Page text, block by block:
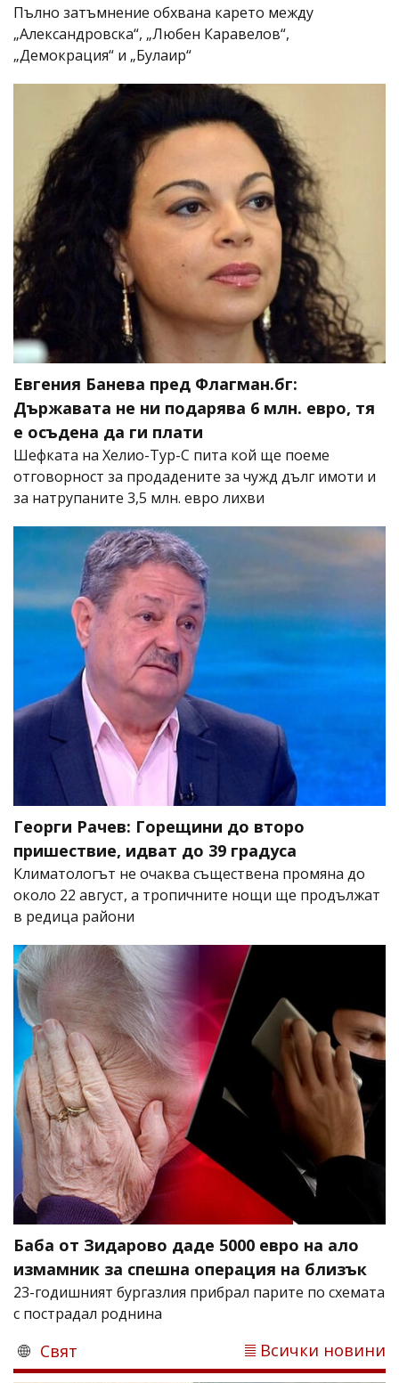
Пълно затъмнение обхвана карето между
„Александровска“, „Любен Каравелов“,
„Демокрация“ и „Булаир“
Евгения Банева пред Флагман.бг:
Държавата не ни подарява 6 млн. евро, тя
е осъдена да ги плати
Шефката на Хелио-Тур-С пита кой ще поеме
отговорност за продадените за чужд дълг имоти и
за натрупаните 3,5 млн. евро лихви
Георги Рачев: Горещини до второ
пришествие, идват до 39 градуса
Климатологът не очаква съществена промяна до
около 22 август, а тропичните нощи ще продължат
в редица райони
Баба от Зидарово даде 5000 евро на ало
измамник за спешна операция на близък
23-годишният бургазлия прибрал парите по схемата
с пострадал роднина
Свят Всички новини